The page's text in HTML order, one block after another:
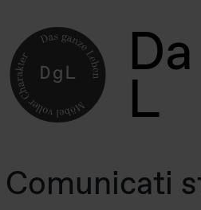
Da
L
Comunicati